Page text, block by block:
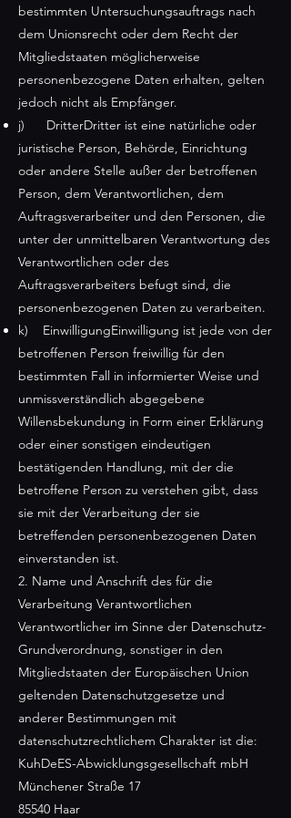
bestimmten Untersuchungsauftrags nach
dem Unionsrecht oder dem Recht der
Mitgliedstaaten möglicherweise
personenbezogene Daten erhalten, gelten
jedoch nicht als Empfänger.
j) DritterDritter ist eine natürliche oder
juristische Person, Behörde, Einrichtung
oder andere Stelle außer der betroffenen
Person, dem Verantwortlichen, dem
Auftragsverarbeiter und den Personen, die
unter der unmittelbaren Verantwortung des
Verantwortlichen oder des
Auftragsverarbeiters befugt sind, die
personenbezogenen Daten zu verarbeiten.
k) EinwilligungEinwilligung ist jede von der
betroffenen Person freiwillig für den
bestimmten Fall in informierter Weise und
unmissverständlich abgegebene
Willensbekundung in Form einer Erklärung
oder einer sonstigen eindeutigen
bestätigenden Handlung, mit der die
betroffene Person zu verstehen gibt, dass
sie mit der Verarbeitung der sie
betreffenden personenbezogenen Daten
einverstanden ist.
2. Name und Anschrift des für die
Verarbeitung Verantwortlichen
Verantwortlicher im Sinne der Datenschutz-
Grundverordnung, sonstiger in den
Mitgliedstaaten der Europäischen Union
geltenden Datenschutzgesetze und
anderer Bestimmungen mit
datenschutzrechtlichem Charakter ist die:
KuhDeES-Abwicklungsgesellschaft mbH
Münchener Straße 17
85540 Haar